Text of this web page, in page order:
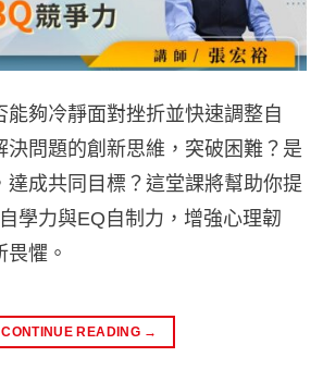
夠冷靜面對挫折並快速調整自
決問題的創新思維，突破困難？是
達成共同目標？這堂課將幫助你提
學力與EQ自制力，增強心理韌
懼。
CONTINUE READING →